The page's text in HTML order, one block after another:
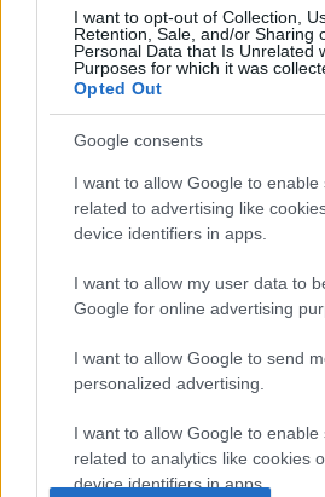
I want to opt-out of Collection,
Retention, Sale, and/or Sharing
Personal Data that Is Unrelated
Purposes for which it was
Opted Out
Google consents
I want to allow Google to enable
related to advertising like
device identifiers in apps.
I want to allow my user data to
Google for online advertising
I want to allow Google to send
personalized advertising.
I want to allow Google to enable
related to analytics like cookies
device identifiers in apps.
Nagycsoportos
Cryptonite - RSA
paraméterek